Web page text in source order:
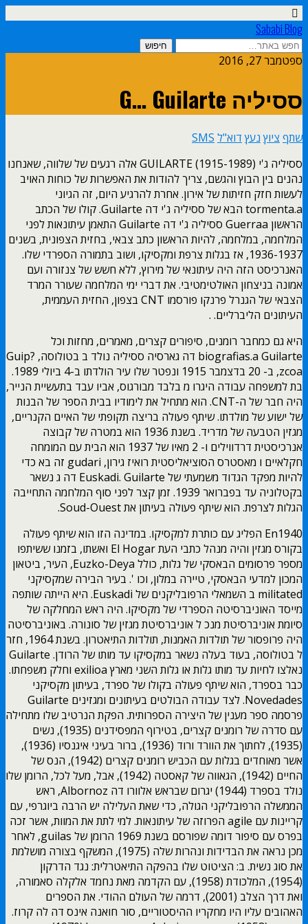
Sababi Blog
ספטמבר 27, 2016
ססיליה G… Guilarte
שתף ציוץ נעץ דוא"ל SMS
ססיליה ג'י GUILARTE (1915-1989) אלה רגעים של שלווה, שאנחנו
נהנים בין הבוץ והגשם, צריך להודות את האפשרות של כוחות האויב
לעשות חזק חזיתות של אירון. אחרת להרגיע היום, זה הגיוני
tormenta.a הבא של ססיליה ג'י דה Guilarte. קולו של הכתב
הראשון Guerraa ססיליה ג'י דה Guilarte התאמן עיתונאות לפני
המלחמה, במלחמה, להיות הראשון כתב צבאי, בחזית הצפונית, בשנים
1936-1937, אז בגלות צרפת ומקסיקו, ושוב בתמורה הספרדי שלו.
האנרכיסט הזה היה עיתונאי של מירוץ, ללא חשש של צנזורה ועם
אמונה בניצחון האולטימטיבי. את דברי ימי המלחמה שעורר המרד
הצבאי של הגנרל פרנקו פורסמו CNT בצפון, החזית העממית,
העיתונים הליברליים. .
היא גם כמחבר רומנים, סיפורים קצרים, מאמרים, מחזות וכל
biografias.a Guilarte דה גארסיה ססיליה נולד ב בטולוסה, Guip?
zcoa, ב- 20 בדצמבר 1915 ונפטר שלו עיר הולדתו ב-4 ביולי 1989.
בת למשפחה עבודה היגרו מ בלבד מבורגוס, אביו עבד בתעשיית הנייר,
היה חבר של ה-CNT. הוא מתחיל את לימודיו בבית הספר של הבנות
של ישוע של מולדתו. שיתף פעולה בריצה תקופתי של האיים הקנריים,
מגזין הטבעה של מדריד. בשנת 1936 הוא במטרה של קבוצה
אנרכיסטית דרדווילים ו- 2 מאיו של 1937 הוא הבית עם המומחה
חקלאיים ו מאסטרס הסוציאליסטית רואיז גירון, gudari זה בא כדי
להיות מפקד הגדוד משמעתי של Euskadi. Guilarte דה ג נשאר
בקטלוניה עד בפברואר 1939. זמן קצר לפני סוף המלחמה התחייבה
הגלות לצרפת. הוא שיתף פעולה בעיתון את Soud-Ouest.
En1940 הפליג עם כותרת למקסיקו. במדינה הזו הוא שיתף פעולה
בקורס מגזין והיה מנהל כתבי העת El Hogar ואשתו, בזמנו ששיתפו
מספר פרסומים הבאסקי של גלות, כולל Euzko-Deya, העיר, ביטאון
המכון למדעי הבאסקי, טיירה במלון, וכו '. בעיר הבירה שמקסיקני
militated ב השמאלי הרפובליקנים של Euskadi. היא הייתה שותפה
מייסד האוניברסיטה הספרדי של מקסיקו. היה ראש המחלקה של
סיומת אוניברסיטת מנכ ל אוניברסיטת מגזין של סונורה. באוניברסיטה
היה פרופסור של תולדות האמנות, תולדות התיאטרון. בשנת 1964, חזר
ל בטולוסה, בעוד בעלה נשאר במקסיקו עד מותו של הרודן. Guilarte
נאלצו לחיות עד מותו גלות או גלות השני מארץ exilioa וחלק משפחתו.
כבר בספרד, הוא שיתף פעולה בקולו של ספרד, בעיתון מקסיקני
Novedades. לצד עבודה הבולטים בעיתונים ומגזינים Guilarte
פרסמה ספר מענין של היצירה הספרותית. הפקת הנרטיב שלו מתחילה
עם סדרה של רומנים קצרים, בטירוף המפסידנים (1935), נשים
(1935), לחתוך את הוורד ורוד (1936), ברור בעיני איגנסיו (1936),
אשר מאוחדים בגלות עם הכביש רומנים קצרים (1942), הנס של
החיים (1942), הגאווה של קאסטה (1942), אבל, מעל לכל, הרומן שלו
נולד בספרד (1944) יגרום שבראש אלוורו דה Albornoz, ראש
הממשלה הרפובליקני הגולה, כדי שאת העלילה יש הרבה ביוגרפי, עם
קריינות עם agile הפרוזה של עיתונאות. למי לתת את המוות, אשר זכה
בפרס עם סיפור דומה שפורסם בשנת 1969 הרומן של guilas, לאחר
מכן נראה את הבדידות ונהרות שלה (1975), המשקף בצורה מושלמת
את סוג נשית. ב: הציטוט שלו בהפקה התיאטרלית: נגד הדרקון
(1954), המלכודת (1958), עם הקדמה מאת נחמד אלקלה סאמורה,
ואת דרך הצלב (2001), דרמה של העולם ההודי. את הספרים
האהובים עליו היו מחקריו ההיסטוריים, סור חואנה אינס דה לה קרוז.